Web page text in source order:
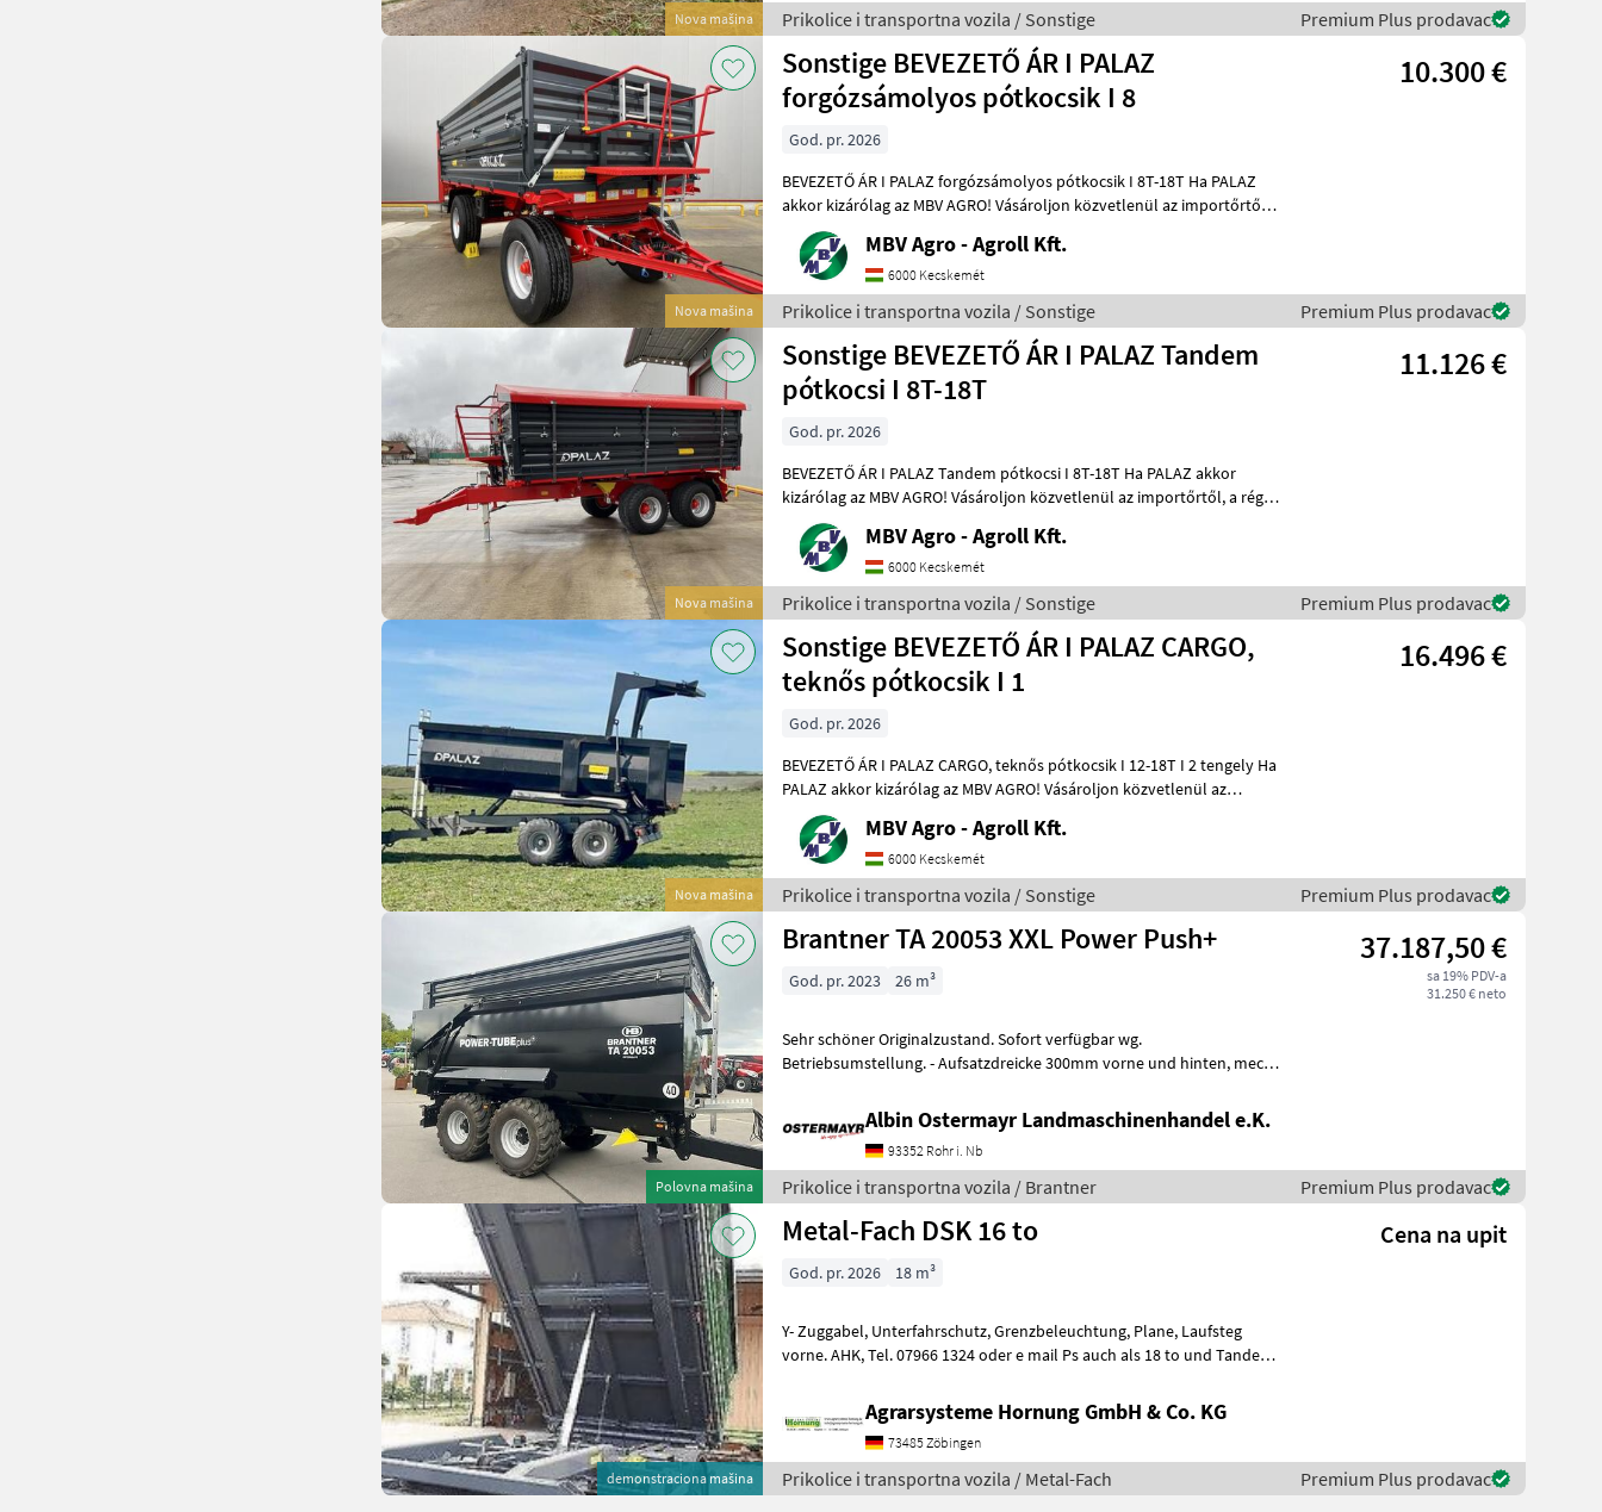
Nova mašina Prikolice i transportna vozila / Sonstige Premium Plus prodavac
Nova mašina
Sonstige BEVEZETŐ ÁR I PALAZ
forgózsámolyos pótkocsik I 8
10.300 €
God. pr. 2026
BEVEZETŐ ÁR I PALAZ forgózsámolyos pótkocsik I 8T-18T Ha PALAZ
akkor kizárólag az MBV AGRO! Vásároljon közvetlenül az importőrtől,
a régió legnagyobb PALAZ keresked
MBV Agro - Agroll Kft.
6000 Kecskemét
Prikolice i transportna vozila / Sonstige Premium Plus prodavac
Nova mašina
Sonstige BEVEZETŐ ÁR I PALAZ Tandem
pótkocsi I 8T-18T
11.126 €
God. pr. 2026
BEVEZETŐ ÁR I PALAZ Tandem pótkocsi I 8T-18T Ha PALAZ akkor
kizárólag az MBV AGRO! Vásároljon közvetlenül az importőrtől, a régió
legnagyobb PALAZ kereskedőitől. Az
MBV Agro - Agroll Kft.
6000 Kecskemét
Prikolice i transportna vozila / Sonstige Premium Plus prodavac
Nova mašina
Sonstige BEVEZETŐ ÁR I PALAZ CARGO,
teknős pótkocsik I 1
16.496 €
God. pr. 2026
BEVEZETŐ ÁR I PALAZ CARGO, teknős pótkocsik I 12-18T I 2 tengely Ha
PALAZ akkor kizárólag az MBV AGRO! Vásároljon közvetlenül az
MBV Agro - Agroll Kft.
6000 Kecskemét
Prikolice i transportna vozila / Sonstige Premium Plus prodavac
Polovna mašina
Brantner TA 20053 XXL Power Push+ 37.187,50 €
sa 19% PDV-a
31.250 € neto
God. pr. 2023 26 m³
Sehr schöner Originalzustand. Sofort verfügbar wg.
Betriebsumstellung. - Aufsatzdreicke 300mm vorne und hinten, mech.
Albin Ostermayr Landmaschinenhandel e.K.
93352 Rohr i. Nb
Prikolice i transportna vozila / Brantner Premium Plus prodavac
demonstraciona mašina
Metal-Fach DSK 16 to Cena na upit
God. pr. 2026 18 m³
Y- Zuggabel, Unterfahrschutz, Grenzbeleuchtung, Plane, Laufsteg
vorne. AHK, Tel. 07966 1324 oder e mail Ps auch als 18 to und Tandem
Agrarsysteme Hornung GmbH & Co. KG
73485 Zöbingen
Prikolice i transportna vozila / Metal-Fach Premium Plus prodavac